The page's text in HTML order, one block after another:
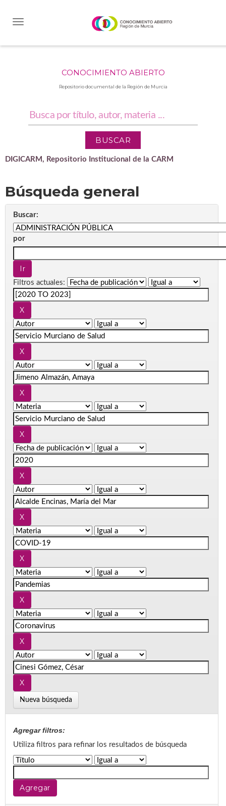
CONOCIMIENTO ABIERTO
Repositorio documental de la Región de Murcia
DIGICARM, Repositorio Institucional de la CARM
Búsqueda general
Buscar:
por
Filtros actuales:
Nueva búsqueda
Agregar filtros:
Utiliza filtros para refinar los resultados de búsqueda